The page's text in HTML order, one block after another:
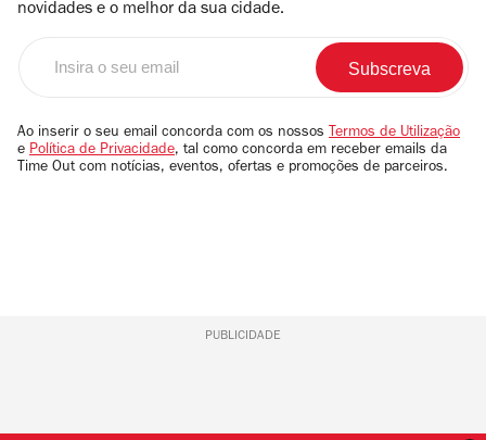
novidades e o melhor da sua cidade.
email
Ao inserir o seu email concorda com os nossos Termos de Utilização
e Política de Privacidade, tal como concorda em receber emails da
Time Out com notícias, eventos, ofertas e promoções de parceiros.
PUBLICIDADE